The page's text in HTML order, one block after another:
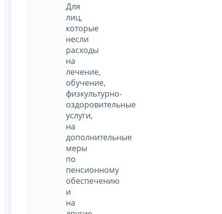
Для
лиц,
которые
несли
расходы
на
лечение,
обучение,
физкультурно-
оздоровительные
услуги,
на
дополнительные
меры
по
пенсионному
обеспечению
и
на